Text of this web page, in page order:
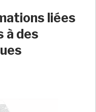
liées
à des